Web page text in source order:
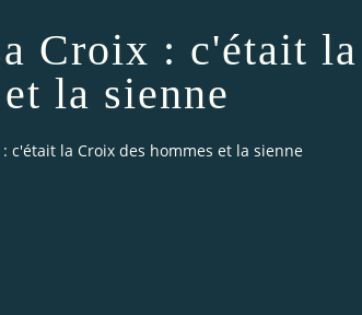
Croix : c'était la
la sienne
c'était la Croix des hommes et la sienne